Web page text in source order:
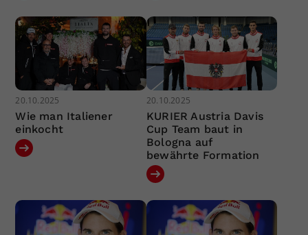
20.10.2025
Wie man Italiener
einkocht
20.10.2025
KURIER Austria Davis
Cup Team baut in
Bologna auf
bewährte Formation